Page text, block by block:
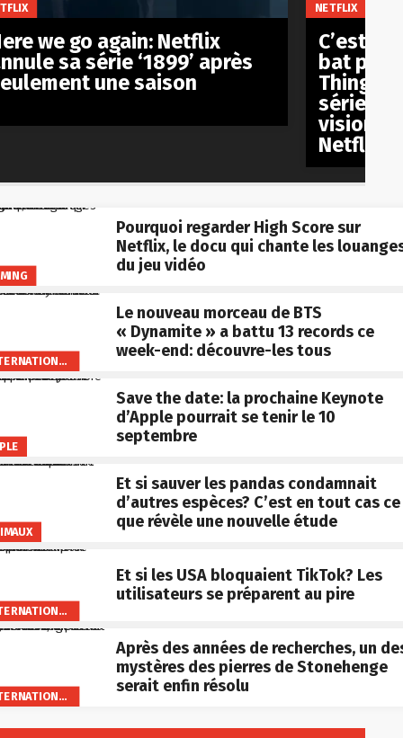
Pourquoi regarder High Score sur
Netflix, le docu qui chante les
du jeu vidéo
INTERNATIONAL
Le nouveau morceau de BTS
« Dynamite » a battu 13 records ce
week-end: découvre-les tous
Save the date: la prochaine Keynote
d’Apple pourrait se tenir le 10
septembre
Et si sauver les pandas condamnait
d’autres espèces? C’est en tout cas ce
que révèle une nouvelle étude
INTERNATIONAL
Et si les USA bloquaient TikTok? Les
utilisateurs se préparent au pire
INTERNATIONAL
Après des années de recherches, un
mystères des pierres de Stonehenge
serait enfin résolu
we go again: Netflix
sa série ‘1899’ après
une saison
NETFLIX
C’est
bat pas
Things’
série
Netflix